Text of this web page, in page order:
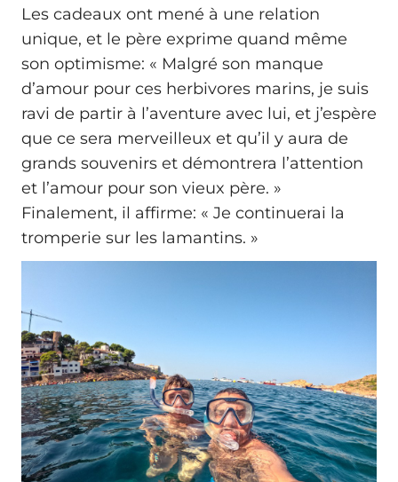
Les cadeaux ont mené à une relation
unique, et le père exprime quand même
son optimisme: « Malgré son manque
d’amour pour ces herbivores marins, je suis
ravi de partir à l’aventure avec lui, et j’espère
que ce sera merveilleux et qu’il y aura de
grands souvenirs et démontrera l’attention
et l’amour pour son vieux père. »
Finalement, il affirme: « Je continuerai la
tromperie sur les lamantins. »